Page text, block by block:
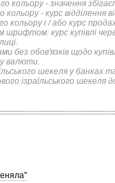
кольору - значення
- курс відділення
кольору і / або курс
курс купівлі
без обов'язків щодо
валюти.
шекеля у банках
ізраїльського шекеля до